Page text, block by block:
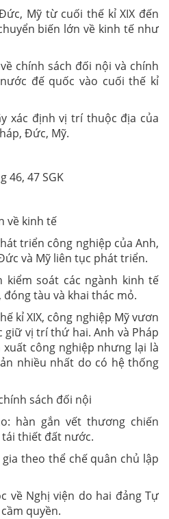
Mỹ từ cuối thế kỉ XIX đến
biến lớn về kinh tế như
chính sách đối nội và chính
đế quốc vào cuối thế kỉ
xác định vị trí thuộc địa của
Đức, Mỹ.
46, 47 SGK
về kinh tế
triển công nghiệp của Anh,
và Mỹ liên tục phát triển.
kiểm soát các ngành kinh tế
tàu và khai thác mỏ.
kỉ XIX, công nghiệp Mỹ vươn
vị trí thứ hai. Anh và Pháp
công nghiệp nhưng lại là
nhiều nhất do có hệ thống
sách đối nội
hàn gắn vết thương chiến
thiết đất nước.
theo thể chế quân chủ lập
về Nghị viện do hai đảng Tự
quyền.